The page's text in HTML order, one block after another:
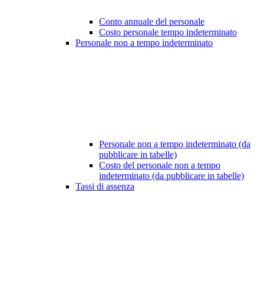
Conto annuale del personale
Costo personale tempo indeterminato
Personale non a tempo indeterminato
Personale non a tempo indeterminato (da
pubblicare in tabelle)
Costo del personale non a tempo
indeterminato (da pubblicare in tabelle)
Tassi di assenza